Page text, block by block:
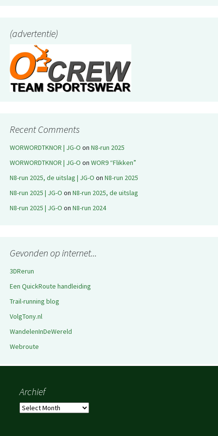
(advertentie)
Recent Comments
WORWORDTKNOR | JG-O on N8-run 2025
WORWORDTKNOR | JG-O on WOR9 “Flikken”
N8-run 2025, de uitslag | JG-O on N8-run 2025
N8-run 2025 | JG-O on N8-run 2025, de uitslag
N8-run 2025 | JG-O on N8-run 2024
Gevonden op internet...
3DRerun
Een QuickRoute handleiding
Trail-running blog
VolgTony.nl
WandelenInDeWereld
Webroute
Archief
Archief